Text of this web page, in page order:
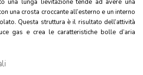
una lunga lievitazione tende ad avere una
una crosta croccante all’esterno e un interno
Questa struttura è il risultato dell’attività
gas e crea le caratteristiche bolle d’aria